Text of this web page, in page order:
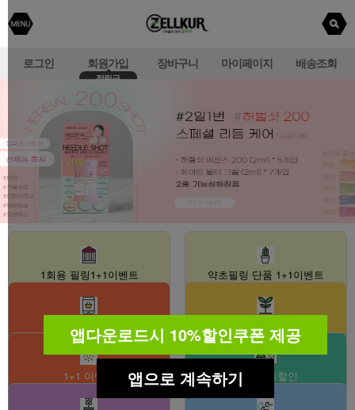
로그인 회원가입
적립금
장바구니 마이페이지 배송조회
1회용 필링1+1이벤트 약초필링 단품 1+1이벤트
8월 이벤트 다다익선
1+1 이벤트 셀러 대폭할인
앱다운로드시 10%할인쿠폰 제공
앱으로 계속하기